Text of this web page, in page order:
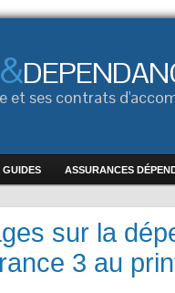
&
et ses contrats
GUIDES ASSURANCES
sur la
3 au